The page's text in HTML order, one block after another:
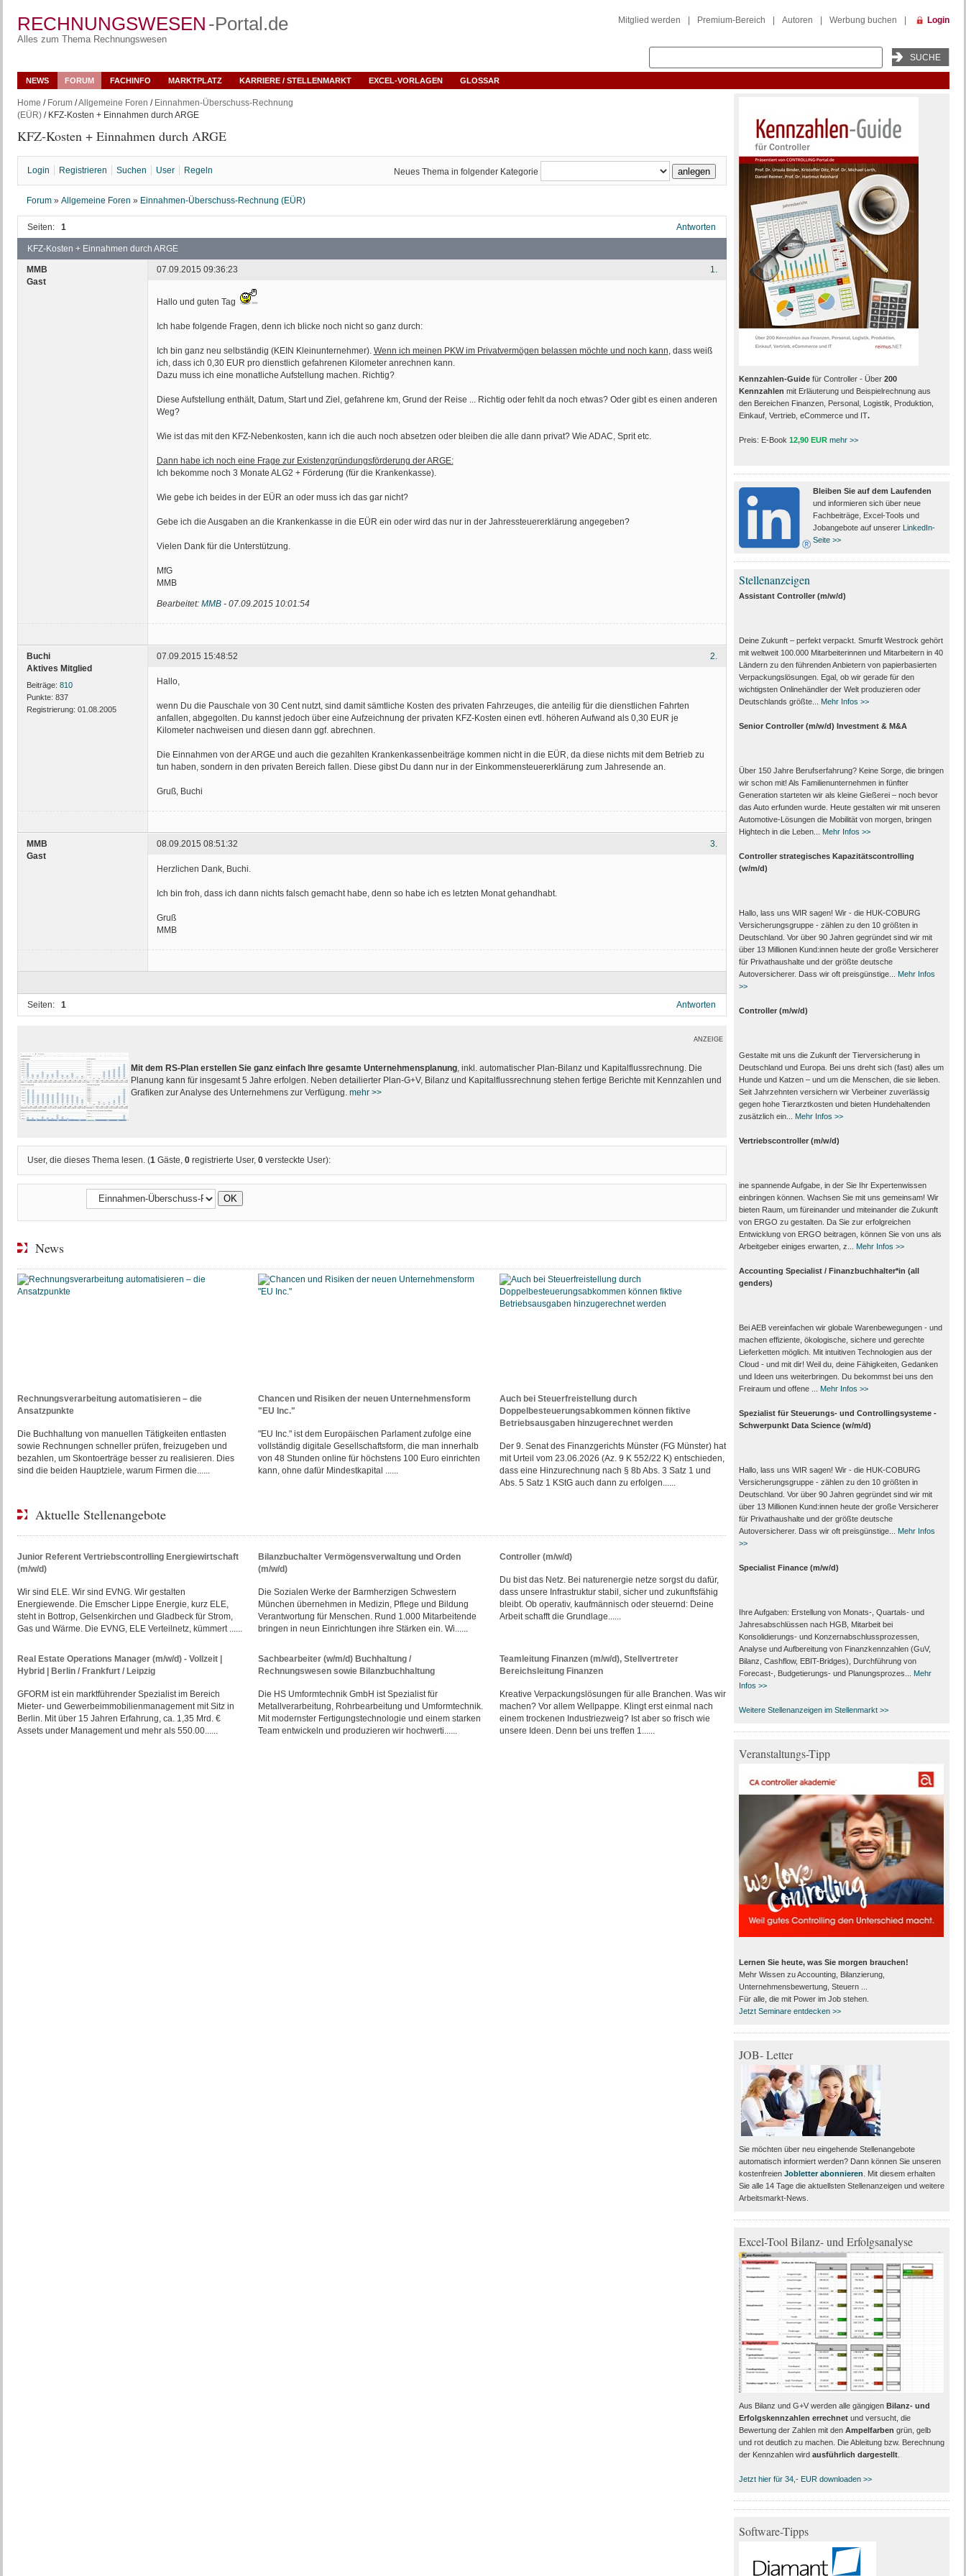
RECHNUNGSWESEN -Portal.de
Alles zum Thema Rechnungswesen
Mitglied werden Premium-Bereich Autoren Werbung buchen Login
NEWS FORUM FACHINFO MARKTPLATZ KARRIERE / STELLENMARKT EXCEL-VORLAGEN GLOSSAR
Home / Forum/Allgemeine Foren / Einnahmen-Überschuss-Rechnung
(EÜR)/ KFZ-Kosten + Einnahmen durch ARGE
KFZ-Kosten + Einnahmen durch ARGE
Login Registrieren Suchen User Regeln Neues Thema in folgender Kategorie
Forum » Allgemeine Foren » Einnahmen-Überschuss-Rechnung (EÜR)
Seiten: 1 Antworten
KFZ-Kosten + Einnahmen durch ARGE
MMB
Gast
1.
07.09.2015 09:36:23
Hallo und guten Tag
Ich habe folgende Fragen, denn ich blicke noch nicht so ganz durch:
Ich bin ganz neu selbständig (KEIN Kleinunternehmer). Wenn ich meinen PKW im Privatvermögen belassen möchte und noch kann , dass weiß
ich, dass ich 0,30 EUR pro dienstlich gefahrenen Kilometer anrechnen kann.
Dazu muss ich eine monatliche Aufstellung machen. Richtig?
Diese Aufstellung enthält, Datum, Start und Ziel, gefahrene km, Grund der Reise ... Richtig oder fehlt da noch etwas? Oder gibt es einen anderen
Weg?
Wie ist das mit den KFZ-Nebenkosten, kann ich die auch noch absetzen oder bleiben die alle dann privat? Wie ADAC, Sprit etc.
Dann habe ich noch eine Frage zur Existenzgründungsförderung der ARGE:
Ich bekomme noch 3 Monate ALG2 + Förderung (für die Krankenkasse).
Wie gebe ich beides in der EÜR an oder muss ich das gar nicht?
Gebe ich die Ausgaben an die Krankenkasse in die EÜR ein oder wird das nur in der Jahressteuererklärung angegeben?
Vielen Dank für die Unterstützung.
MfG
MMB
Bearbeitet: MMB- 07.09.2015 10:01:54
Buchi
Aktives Mitglied
Beiträge: 810
Punkte: 837
Registrierung: 01.08.2005
2.
07.09.2015 15:48:52
Hallo,
wenn Du die Pauschale von 30 Cent nutzt, sind damit sämtliche Kosten des privaten Fahrzeuges, die anteilig für die dienstlichen Fahrten
anfallen, abgegolten. Du kannst jedoch über eine Aufzeichnung der privaten KFZ-Kosten einen evtl. höheren Aufwand als 0,30 EUR je
Kilometer nachweisen und diesen dann ggf. abrechnen.
Die Einnahmen von der ARGE und auch die gezahlten Krankenkassenbeiträge kommen nicht in die EÜR, da diese nichts mit dem Betrieb zu
tun haben, sondern in den privaten Bereich fallen. Diese gibst Du dann nur in der Einkommensteuererklärung zum Jahresende an.
Gruß, Buchi
MMB
Gast
3.
08.09.2015 08:51:32
Herzlichen Dank, Buchi.
Ich bin froh, dass ich dann nichts falsch gemacht habe, denn so habe ich es letzten Monat gehandhabt.
Gruß
MMB
Seiten: 1 Antworten
ANZEIGE
Mit dem RS-Plan erstellen Sie ganz einfach Ihre gesamte Unternehmensplanung, inkl. automatischer Plan-Bilanz und Kapitalflussrechnung. Die
Planung kann für insgesamt 5 Jahre erfolgen. Neben detailierter Plan-G+V, Bilanz und Kapitalflussrechnung stehen fertige Berichte mit Kennzahlen und
Grafiken zur Analyse des Unternehmens zur Verfügung. mehr >>
User, die dieses Thema lesen. (1 Gäste, 0registrierte User, 0versteckte User):
News
Rechnungsverarbeitung automatisieren – die
Ansatzpunkte
Die Buchhaltung von manuellen Tätigkeiten entlasten
sowie Rechnungen schneller prüfen, freizugeben und
bezahlen, um Skontoerträge besser zu realisieren. Dies
sind die beiden Hauptziele, warum Firmen die......
Chancen und Risiken der neuen Unternehmensform
"EU Inc."
"EU Inc." ist dem Europäischen Parlament zufolge eine
vollständig digitale Gesellschaftsform, die man innerhalb
von 48 Stunden online für höchstens 100 Euro einrichten
kann, ohne dafür Mindestkapital ......
Auch bei Steuerfreistellung durch
Doppelbesteuerungsabkommen können fiktive
Betriebsausgaben hinzugerechnet werden
Der 9. Senat des Finanzgerichts Münster (FG Münster) hat
mit Urteil vom 23.06.2026 (Az. 9 K 552/22 K) entschieden,
dass eine Hinzurechnung nach § 8b Abs. 3 Satz 1 und
Abs. 5 Satz 1 KStG auch dann zu erfolgen......
Aktuelle Stellenangebote
Junior Referent Vertriebscontrolling Energiewirtschaft
(m/w/d)
Wir sind ELE. Wir sind EVNG. Wir gestalten
Energiewende. Die Emscher Lippe Energie, kurz ELE,
steht in Bottrop, Gelsenkirchen und Gladbeck für Strom,
Gas und Wärme. Die EVNG, ELE Verteilnetz, kümmert ......
Bilanzbuchalter Vermögensverwaltung und Orden
(m/w/d)
Die Sozialen Werke der Barmherzigen Schwestern
München übernehmen in Medizin, Pflege und Bildung
Verantwortung für Menschen. Rund 1.000 Mitarbeitende
bringen in neun Einrichtungen ihre Stärken ein. Wi......
Controller (m/w/d)
Du bist das Netz. Bei naturenergie netze sorgst du dafür,
dass unsere Infrastruktur stabil, sicher und zukunftsfähig
bleibt. Ob operativ, kaufmännisch oder steuernd: Deine
Arbeit schafft die Grundlage......
Real Estate Operations Manager (m/w/d) - Vollzeit |
Hybrid | Berlin / Frankfurt / Leipzig
GFORM ist ein marktführender Spezialist im Bereich
Mieter- und Gewerbeimmobilienmanagement mit Sitz in
Berlin. Mit über 15 Jahren Erfahrung, ca. 1,35 Mrd. €
Assets under Management und mehr als 550.00......
Sachbearbeiter (w/m/d) Buchhaltung /
Rechnungswesen sowie Bilanzbuchhaltung
Die HS Umformtechnik GmbH ist Spezialist für
Metallverarbeitung, Rohrbearbeitung und Umformtechnik.
Mit modernster Fertigungstechnologie und einem starken
Team entwickeln und produzieren wir hochwerti......
Teamleitung Finanzen (m/w/d), Stellvertreter
Bereichsleitung Finanzen
Kreative Verpackungslösungen für alle Branchen. Was wir
machen? Vor allem Wellpappe. Klingt erst einmal nach
einem trockenen Industriezweig? Ist aber so frisch wie
unsere Ideen. Denn bei uns treffen 1......
Kennzahlen-Guidefür Controller - Über 200
Kennzahlen mit Erläuterung und Beispielrechnung aus
den Bereichen Finanzen, Personal, Logistik, Produktion,
Einkauf, Vertrieb, eCommerce und IT.
Preis: E-Book 12,90 EUR mehr >>
Bleiben Sie auf dem Laufenden
und informieren sich über neue
Fachbeiträge, Excel-Tools und
Jobangebote auf unserer LinkedIn-
Seite >>
Stellenanzeigen
Assistant Controller (m/w/d)
Deine Zukunft – perfekt verpackt. Smurfit Westrock gehört
mit weltweit 100.000 Mitarbeiter­innen und Mitarbeitern in 40
Ländern zu den führenden Anbietern von papier­basierten
Verpackungs­lösungen. Egal, ob wir gerade für den
wichtigsten Onlinehändler der Welt produzieren oder
Deutschlands größte...
Mehr Infos >>
Senior Controller (m/w/d) Investment & M&A
Über 150 Jahre Berufserfahrung? Keine Sorge, die bringen
wir schon mit! Als Familienunternehmen in fünfter
Generation starteten wir als kleine Gießerei – noch bevor
das Auto erfunden wurde. Heute gestalten wir mit unseren
Automotive-Lösungen die Mobilität von morgen, bringen
Hightech in die Leben...
Mehr Infos >>
Controller strategisches Kapazitätscontrolling
(w/m/d)
Hallo, lass uns WIR sagen! Wir - die HUK-COBURG
Versicherungsgruppe - zählen zu den 10 größten in
Deutschland. Vor über 90 Jahren gegründet sind wir mit
über 13 Millionen Kund:innen heute der große Versicherer
für Privathaushalte und der größte deutsche
Autoversicherer. Dass wir oft preisgünstige...
Mehr Infos
>>
Controller (m/w/d)
Gestalte mit uns die Zukunft der Tierversicherung in
Deutschland und Europa. Bei uns dreht sich (fast) alles um
Hunde und Katzen – und um die Menschen, die sie lieben.
Seit Jahrzehnten versichern wir Vierbeiner zuverlässig
gegen hohe Tierarztkosten und bieten Hundehaltenden
zusätzlich ein...
Mehr Infos >>
Vertriebscontroller (m/w/d)
ine spannende Aufgabe, in der Sie Ihr Expertenwissen
einbringen können. Wachsen Sie mit uns gemeinsam! Wir
bieten Raum, um füreinander und miteinander die Zukunft
von ERGO zu gestalten. Da Sie zur erfolgreichen
Entwicklung von ERGO beitragen, können Sie von uns als
Arbeitgeber einiges erwarten, z...
Mehr Infos >>
Accounting Specialist / Finanzbuchhalter*in (all
genders)
Bei AEB vereinfachen wir globale Warenbewegungen - und
machen effiziente, ökologische, sichere und gerechte
Lieferketten möglich. Mit intuitiven Technologien aus der
Cloud - und mit dir! Weil du, deine Fähigkeiten, Gedanken
und Ideen uns weiterbringen. Du bekommst bei uns den
Freiraum und offene ...
Mehr Infos >>
Spezialist für Steuerungs- und Controllingsysteme -
Schwerpunkt Data Science (w/m/d)
Hallo, lass uns WIR sagen! Wir - die HUK-COBURG
Versicherungsgruppe - zählen zu den 10 größten in
Deutschland. Vor über 90 Jahren gegründet sind wir mit
über 13 Millionen Kund:innen heute der große Versicherer
für Privathaushalte und der größte deutsche
Autoversicherer. Dass wir oft preisgünstige...
Mehr Infos
>>
Specialist Finance (m/w/d)
Ihre Aufgaben: Erstellung von Monats‑, Quartals‑ und
Jahresabschlüssen nach HGB, Mitarbeit bei
Konsolidierungs‑ und Konzernabschlussprozessen,
Analyse und Aufbereitung von Finanzkennzahlen (GuV,
Bilanz, Cashflow, EBIT-Bridges), Durchführung von
Forecast‑, Budgetierungs‑ und Planungsprozes...
Mehr
Infos >>
Weitere Stellenanzeigen im Stellenmarkt >>
Veranstaltungs-Tipp
Lernen Sie heute, was Sie morgen brauchen!
Mehr Wissen zu Accounting, Bilanzierung,
Unternehmensbewertung, Steuern ...
Für alle, die mit Power im Job stehen.
Jetzt Seminare entdecken >>
JOB- Letter
Sie möchten über neu eingehende Stellenangebote
automatisch informiert werden? Dann können Sie unseren
kostenfreien Jobletter abonnieren . Mit diesem erhalten
Sie alle 14 Tage die aktuellsten Stellenanzeigen und weitere
Arbeitsmarkt-News.
Excel-Tool Bilanz- und Erfolgsanalyse
Aus Bilanz und G+V werden alle gängigen Bilanz- und
Erfolgskennzahlen errechnetund versucht, die
Bewertung der Zahlen mit den Ampelfarben grün, gelb
und rot deutlich zu machen. Die Ableitung bzw. Berechnung
der Kennzahlen wird ausführlich dargestellt.
Jetzt hier für 34,- EUR downloaden >>
Software-Tipps